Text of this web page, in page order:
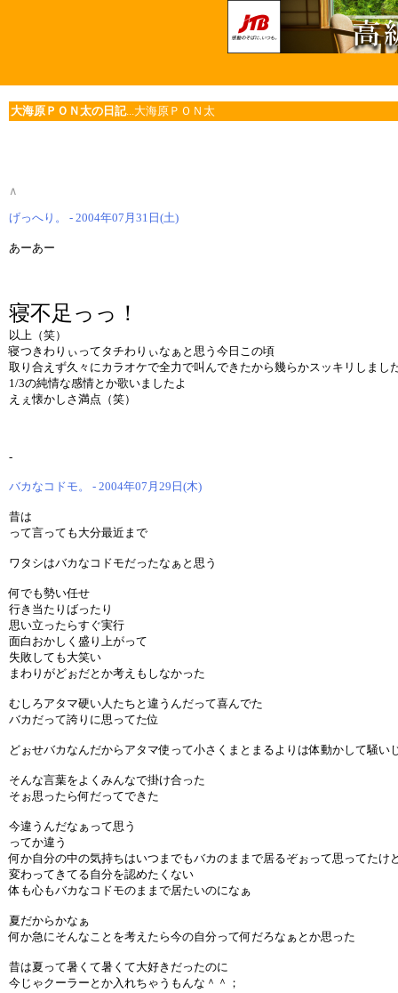
大海原ＰＯＮ太の日記...大海原ＰＯＮ太
∧
げっへり。 - 2004年07月31日(土)
あーあー
寝不足っっ！
以上（笑）
寝つきわりぃってタチわりぃなぁと思う今日この頃
取り合えず久々にカラオケで全力で叫んできたから幾らかスッキリしまし
1/3の純情な感情とか歌いましたよ
えぇ懐かしさ満点（笑）
-
バカなコドモ。 - 2004年07月29日(木)
昔は
って言っても大分最近まで
ワタシはバカなコドモだったなぁと思う
何でも勢い任せ
行き当たりばったり
思い立ったらすぐ実行
面白おかしく盛り上がって
失敗しても大笑い
まわりがどぉだとか考えもしなかった
むしろアタマ硬い人たちと違うんだって喜んでた
バカだって誇りに思ってた位
どぉせバカなんだからアタマ使って小さくまとまるよりは体動かして騒い
そんな言葉をよくみんなで掛け合った
そぉ思ったら何だってできた
今違うんだなぁって思う
ってか違う
何か自分の中の気持ちはいつまでもバカのままで居るぞぉって思ってたけ
変わってきてる自分を認めたくない
体も心もバカなコドモのままで居たいのになぁ
夏だからかなぁ
何か急にそんなことを考えたら今の自分って何だろなぁとか思った
昔は夏って暑くて暑くて大好きだったのに
今じゃクーラーとか入れちゃうもんな＾＾；